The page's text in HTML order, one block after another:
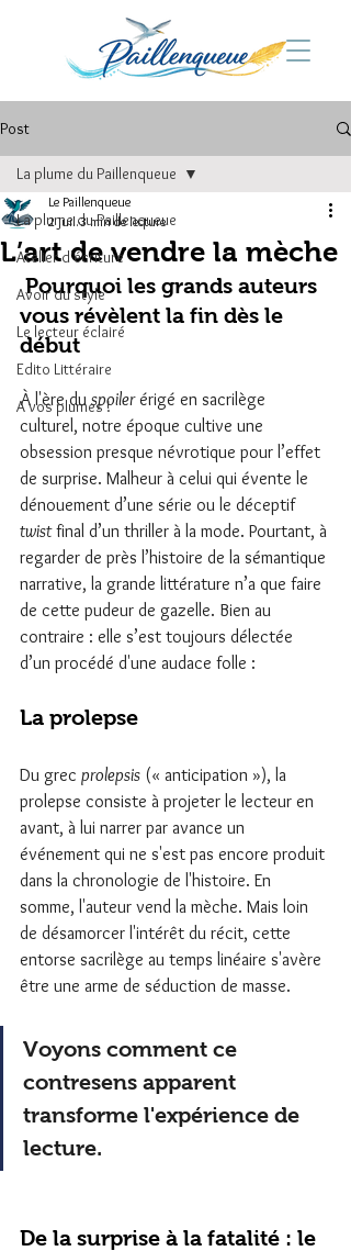
Post
La plume du Paillenqueue
Atelier d'écriture
Avoir du style
Le lecteur éclairé
Edito Littéraire
A vos plumes !
La plume du Paillenqueue
L’art de vendre la mèche
Le Paillenqueue
2 juil.3 min de lecture
Pourquoi les grands auteurs
vous révèlent la fin dès le
début
À l'ère du spoiler érigé en sacrilège
culturel, notre époque cultive une
obsession presque névrotique pour l’effet
de surprise. Malheur à celui qui évente le
dénouement d’une série ou le déceptif
twist final d’un thriller à la mode. Pourtant, à
regarder de près l’histoire de la sémantique
narrative, la grande littérature n’a que faire
de cette pudeur de gazelle. Bien au
contraire : elle s’est toujours délectée
d’un procédé d'une audace folle :
La prolepse
Du grec prolepsis (« anticipation »), la
prolepse consiste à projeter le lecteur en
avant, à lui narrer par avance un
événement qui ne s'est pas encore produit
dans la chronologie de l'histoire. En
somme, l'auteur vend la mèche. Mais loin
de désamorcer l'intérêt du récit, cette
entorse sacrilège au temps linéaire s'avère
être une arme de séduction de masse.
Voyons comment ce
contresens apparent
transforme l'expérience de
lecture.
De la surprise à la fatalité : le